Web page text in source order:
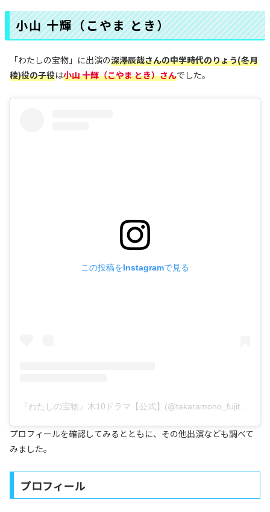
小山 十輝（こやま とき）
「わたしの宝物」に出演の深澤辰哉さんの中学時代のりょう(冬月
稜)役の子役は小山 十輝（こやま とき）さんでした。
この投稿をInstagramで見る
プロフィールを確認してみるとともに、その他出演なども調べて
みました。
プロフィール